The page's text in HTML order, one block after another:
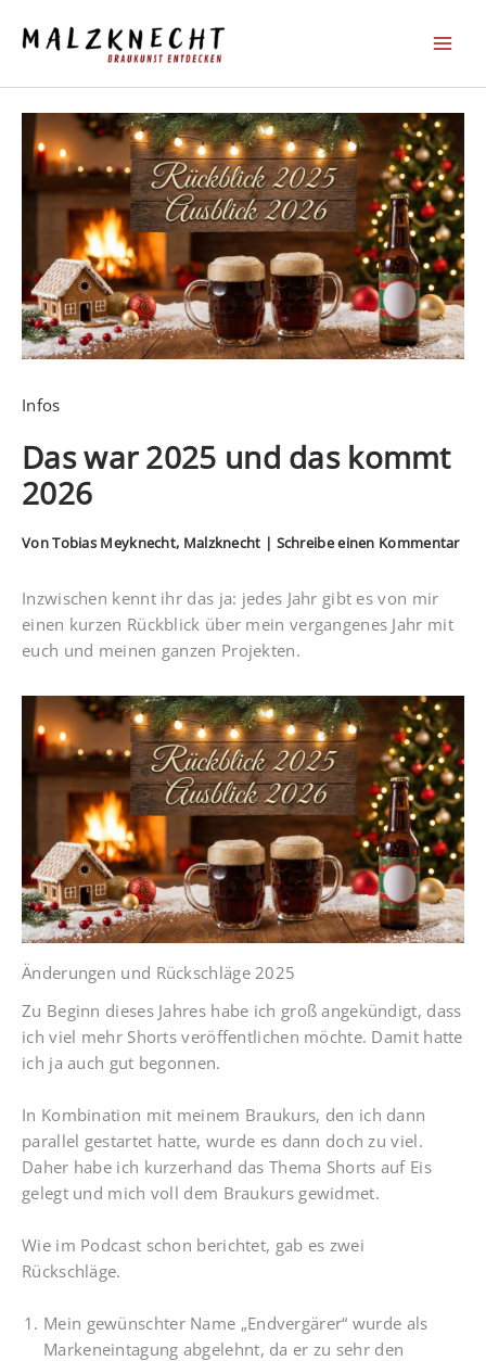
Inhalt
Infos
Das war 2025 und das kommt
2026
VonTobias Meyknecht, Malzknecht | Schreibe einen Kommentar
Inzwischen kennt ihr das ja: jedes Jahr gibt es von mir
einen kurzen Rückblick über mein vergangenes Jahr mit
euch und meinen ganzen Projekten.
Änderungen und Rückschläge 2025
Zu Beginn dieses Jahres habe ich groß angekündigt, dass
ich viel mehr Shorts veröffentlichen möchte. Damit hatte
ich ja auch gut begonnen.
In Kombination mit meinem Braukurs, den ich dann
parallel gestartet hatte, wurde es dann doch zu viel.
Daher habe ich kurzerhand das Thema Shorts auf Eis
gelegt und mich voll dem Braukurs gewidmet.
Wie im Podcast schon berichtet, gab es zwei
Rückschläge.
Mein gewünschter Name „Endvergärer“ wurde als
Markeneintagung abgelehnt, da er zu sehr den